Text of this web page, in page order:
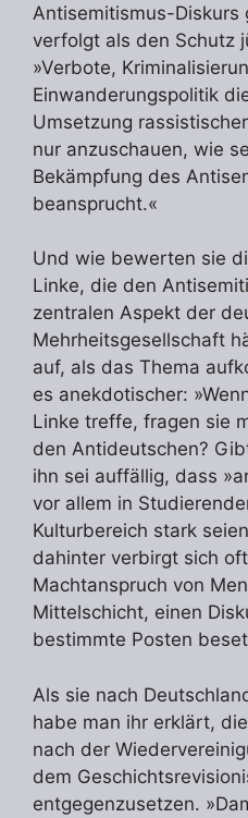
Antisemitismus-Diskurs
verfolgt als den Schutz
»Verbote,
Einwanderungspolitik
Umsetzung
nur anzuschauen, wie
Bekämpfung des
beansprucht.«
Und wie bewerten sie
Linke, die den
zentralen Aspekt der
Mehrheitsgesellschaft
auf, als das Thema
es anekdotischer:
Linke treffe, fragen sie
den Antideutschen?
ihn sei auffällig, dass
vor allem in
Kulturbereich stark
dahinter verbirgt sich
Machtanspruch von
Mittelschicht, einen
bestimmte Posten
Als sie nach
habe man ihr erklärt,
nach der
dem
entgegenzusetzen.